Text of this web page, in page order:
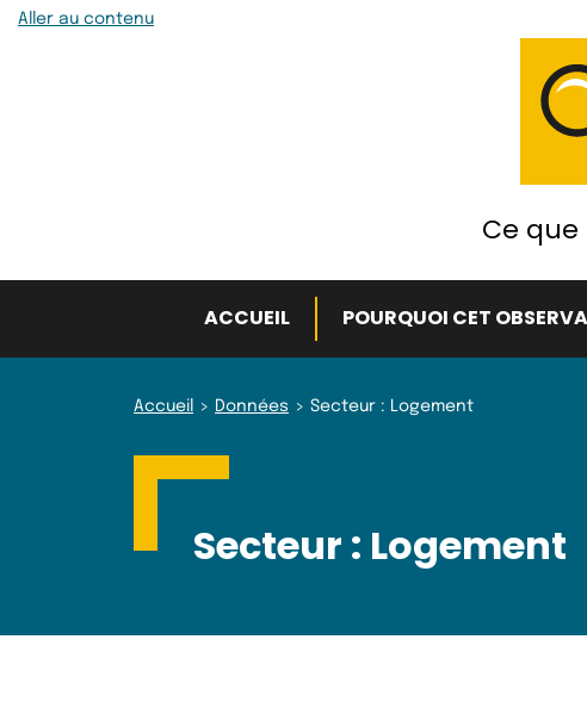
Aller au contenu
Ce
ACCUEIL POURQUOI CET
Accueil Données Secteur : Logement
Secteur : Logement